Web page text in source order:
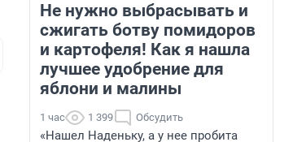
Не нужно выбрасывать и
сжигать ботву помидоров
и картофеля! Как я нашла
лучшее удобрение для
яблони и малины
1 час 1 399 Обсудить
«Нашел Наденьку, а у нее пробита